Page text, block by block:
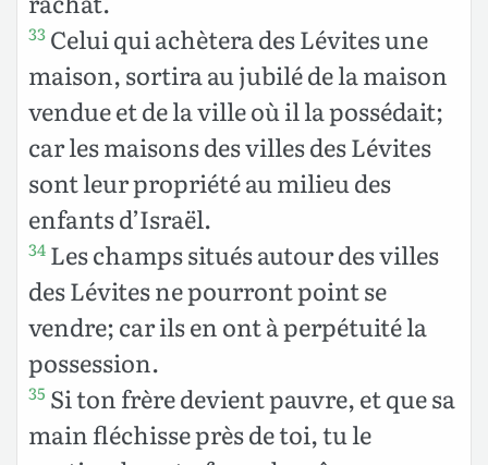
33 Celui qui achètera des Lévites une
maison, sortira au jubilé de la maison
vendue et de la ville où il la possédait;
car les maisons des villes des Lévites
sont leur propriété au milieu des
enfants d’Israël.
34 Les champs situés autour des villes
des Lévites ne pourront point se
vendre; car ils en ont à perpétuité la
possession.
35 Si ton frère devient pauvre, et que sa
main fléchisse près de toi, tu le